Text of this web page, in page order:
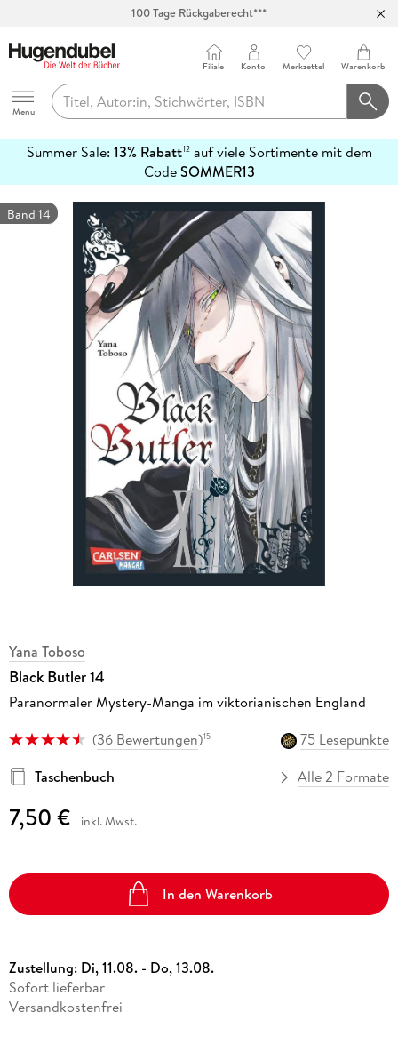
100 Tage Rückgaberecht***
Hugendubel
Menu
Filiale Konto Merkzettel Warenkorb
Summer Sale: 13% Rabatt12auf viele Sortimente mit dem
CodeSOMMER13
erfahren
Band 14
Yana Toboso
Black Butler 14
Paranormaler Mystery-Manga im viktorianischen England
(36 Bewertungen)15
75 Lesepunkte
Taschenbuch
Alle 2 Formate
7,50 € inkl. Mwst.
In den Warenkorb
Zustellung: Di, 11.08. - Do, 13.08.
Sofort lieferbar
Versandkostenfrei